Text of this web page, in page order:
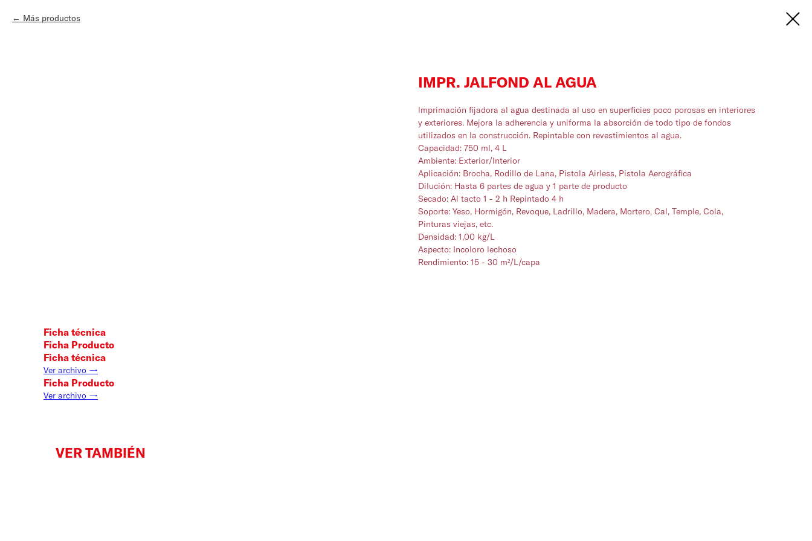
Más productos
IMPR. JALFOND AL AGUA
lmprimación fijadora al agua destinada al uso en superficies poco porosas en interiores
y exteriores. Mejora la adherencia y uniforma la absorción de todo tipo de fondos
utilizados en la construcción. Repintable con revestimientos al agua.
Capacidad: 750 ml, 4 L
Ambiente: Exterior/Interior
Aplicación: Brocha, Rodillo de Lana, Pistola Airless, Pistola Aerográfica
Dilución: Hasta 6 partes de agua y 1 parte de producto
Secado: Al tacto 1 - 2 h Repintado 4 h
Soporte: Yeso, Hormigón, Revoque, Ladrillo, Madera, Mortero, Cal, Temple, Cola,
Pinturas viejas, etc.
Densidad: 1,00 kg/L
Aspecto: Incoloro lechoso
Rendimiento: 15 - 30 m²/L/capa
Ficha técnica
Ficha Producto
Ficha técnica
Ver archivo →
Ficha Producto
Ver archivo →
VER TAMBIÉN